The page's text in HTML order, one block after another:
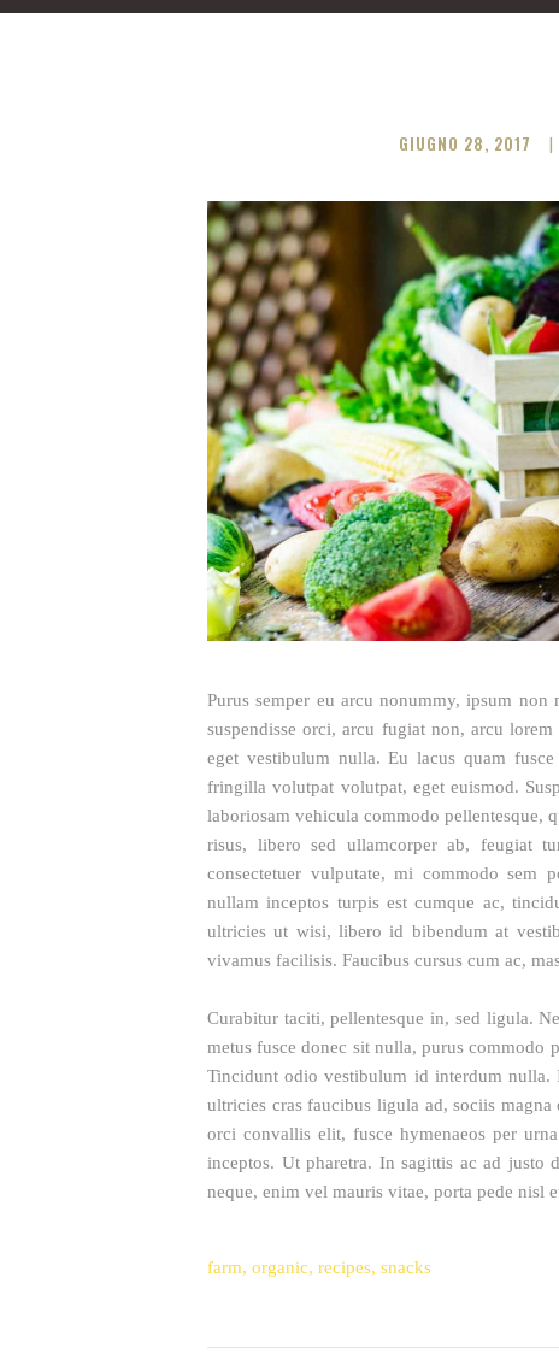
GIUGNO 28, 2017
Purus semper eu arcu nonummy, ipsum non
suspendisse orci, arcu fugiat non, arcu
eget vestibulum nulla. Eu lacus quam
fringilla volutpat volutpat, eget euismod.
laboriosam vehicula commodo pellentesque,
risus, libero sed ullamcorper ab, feugiat
consectetuer vulputate, mi commodo sem
nullam inceptos turpis est cumque ac,
ultricies ut wisi, libero id bibendum at
vivamus facilisis. Faucibus cursus cum ac,
Curabitur taciti, pellentesque in, sed ligula.
metus fusce donec sit nulla, purus commodo
Tincidunt odio vestibulum id interdum nulla.
ultricies cras faucibus ligula ad, sociis
orci convallis elit, fusce hymenaeos per
inceptos. Ut pharetra. In sagittis ac ad justo
neque, enim vel mauris vitae, porta pede nisl
farm, organic, recipes, snacks